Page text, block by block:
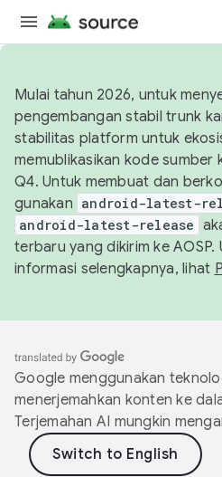
Mulai tahun 2026, untuk
pengembangan stabil trunk
stabilitas platform untuk
memublikasikan kode sumber
Q4. Untuk membuat dan
gunakan android-latest-
android-latest-release
terbaru yang dikirim ke AOSP.
informasi selengkapnya, lihat
Google menggunakan
menerjemahkan konten ke
Terjemahan AI mungkin